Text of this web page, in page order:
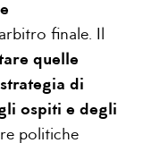
finale. Il
quelle
di
ospiti e degli
politiche